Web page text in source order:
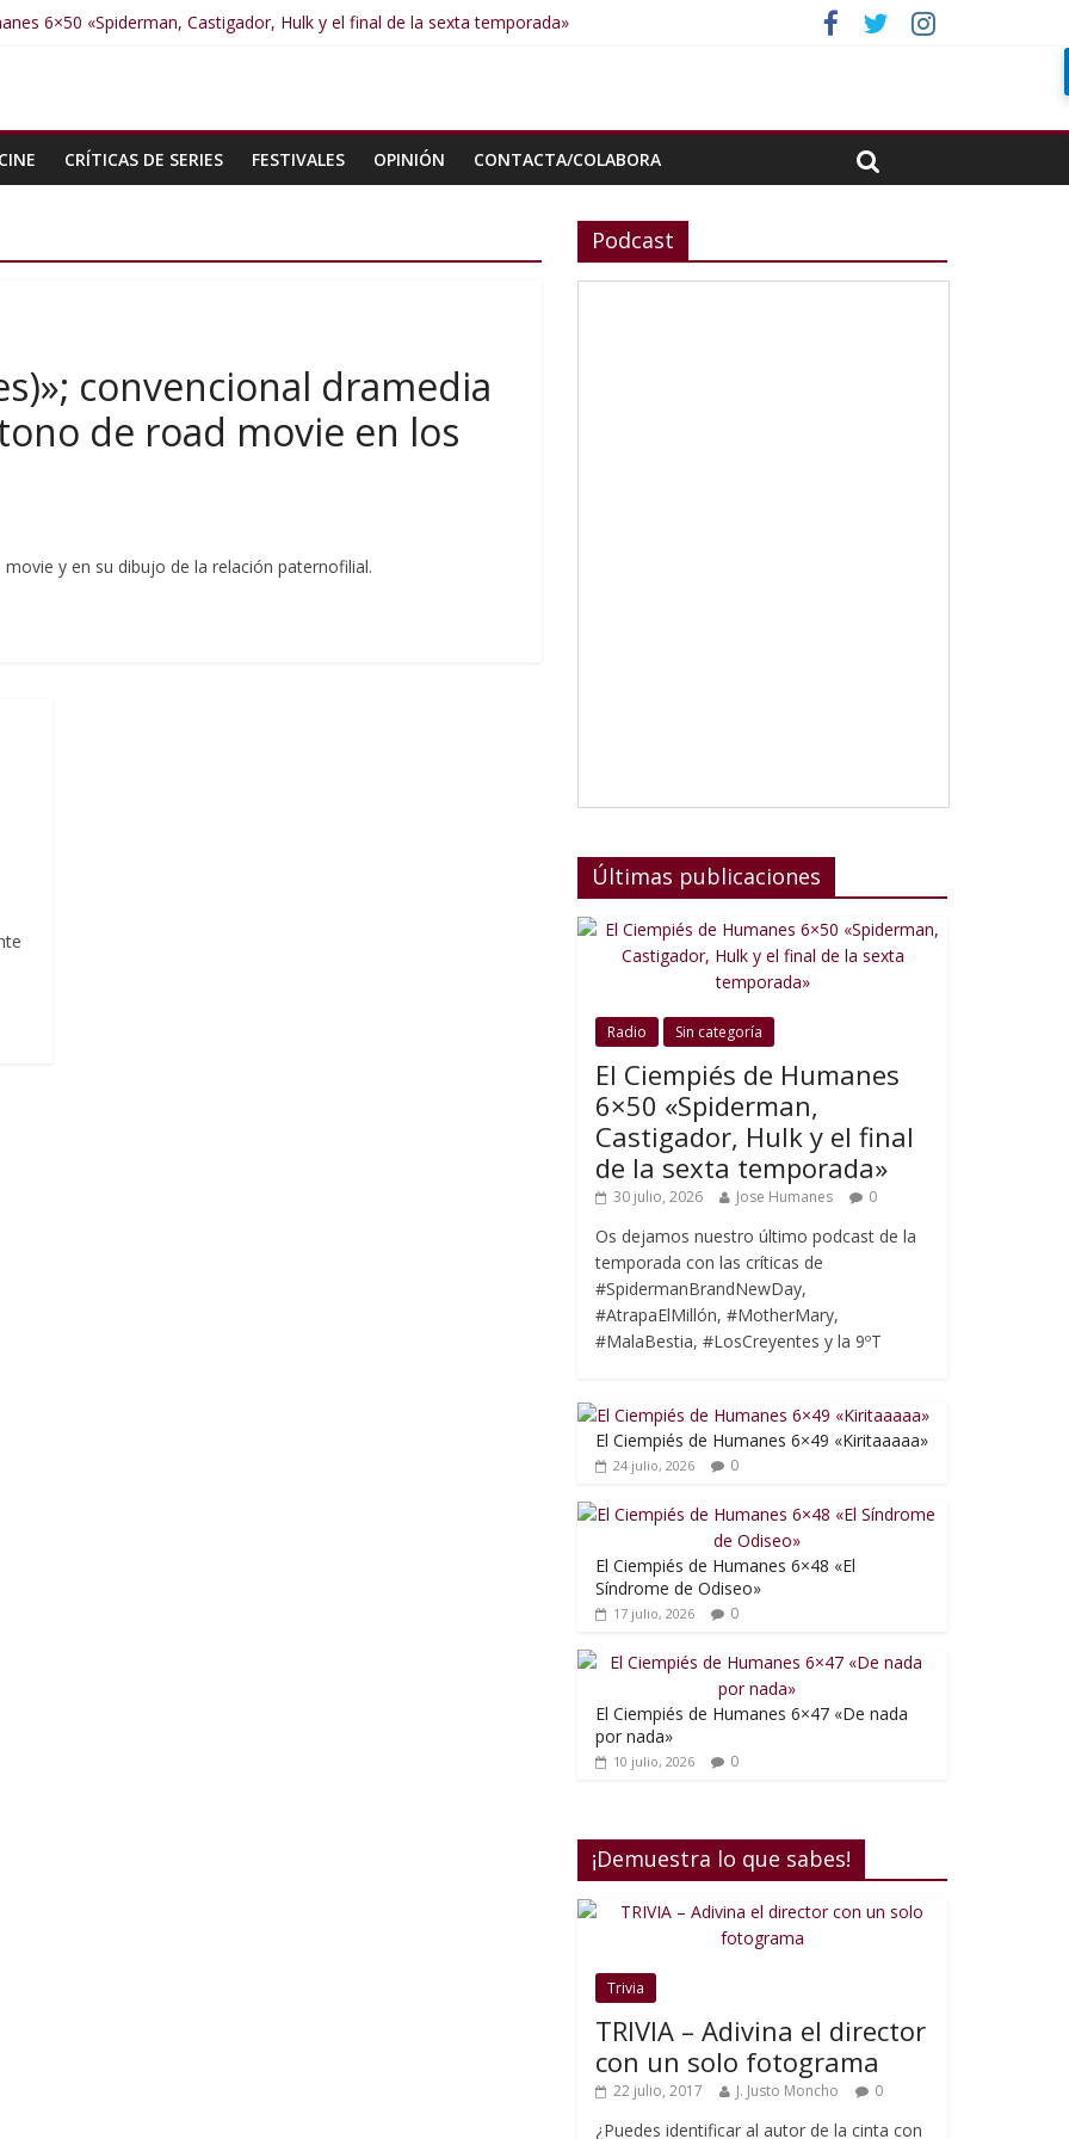
6×50 «Spiderman, Castigador, Hulk y el final de la sexta temporada»
6×46 «Ciudadano Minion»
CRÍTICAS DE SERIES FESTIVALES OPINIÓN CONTACTA/COLABORA
convencional dramedia
de road movie en los
y en su dibujo de la relación paternofilial.
Podcast
Últimas publicaciones
Radio Sin categoría
El Ciempiés de Humanes
6×50 «Spiderman,
Castigador, Hulk y el final
de la sexta temporada»
30 julio, 2026 Jose Humanes 0
Os dejamos nuestro último podcast de la
temporada con las críticas de
#SpidermanBrandNewDay,
#AtrapaElMillón, #MotherMary,
#MalaBestia, #LosCreyentes y la 9ºT
El Ciempiés de Humanes 6×49 «Kiritaaaaa»
24 julio, 2026 0
El Ciempiés de Humanes 6×48 «El
Síndrome de Odiseo»
17 julio, 2026 0
El Ciempiés de Humanes 6×47 «De nada
por nada»
10 julio, 2026 0
¡Demuestra lo que sabes!
Trivia
TRIVIA – Adivina el director
con un solo fotograma
22 julio, 2017 J. Justo Moncho 0
¿Puedes identificar al autor de la cinta con